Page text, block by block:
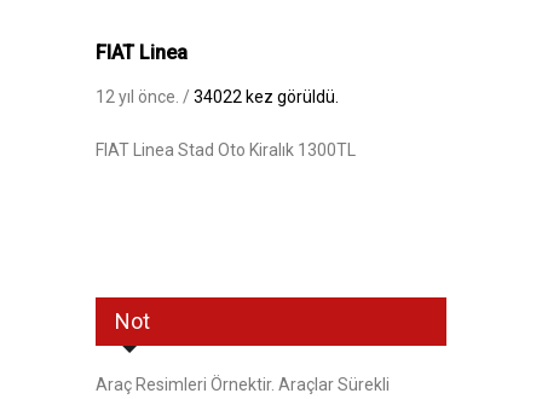
FIAT Linea
12 yıl önce. /34022 kez görüldü.
FIAT Linea Stad Oto Kiralık 1300TL
Not
Araç Resimleri Örnektir. Araçlar Sürekli